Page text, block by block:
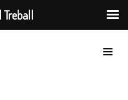
Treball